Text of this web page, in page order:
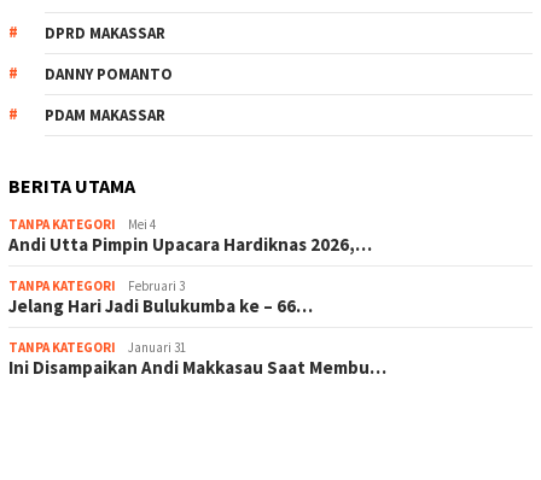
DPRD MAKASSAR
DANNY POMANTO
PDAM MAKASSAR
BERITA UTAMA
TANPA KATEGORI Mei 4
Andi Utta Pimpin Upacara Hardiknas 2026,…
TANPA KATEGORI Februari 3
Jelang Hari Jadi Bulukumba ke – 66…
TANPA KATEGORI Januari 31
Ini Disampaikan Andi Makkasau Saat Membu…